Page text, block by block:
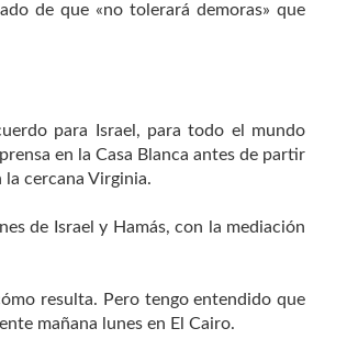
de que «no tolerará demoras» que
para Israel, para todo el mundo
en la Casa Blanca antes de partir
la cercana Virginia.
de Israel y Hamás, con la mediación
resulta. Pero tengo entendido que
mañana lunes en El Cairo.